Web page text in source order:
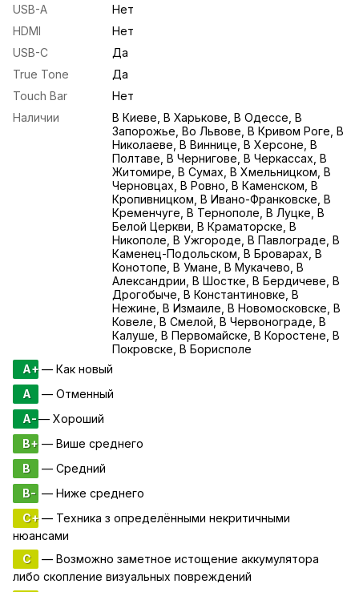
USB-A
Нет
HDMI
Нет
USB-С
Да
True Tone
Да
Touch Bar
Нет
Наличии
В Киеве, В Харькове, В Одессе, В
Запорожье, Во Львове, В Кривом Роге, В
Николаеве, В Виннице, В Херсоне, В
Полтаве, В Чернигове, В Черкассах, В
Житомире, В Сумах, В Хмельницком, В
Черновцах, В Ровно, В Каменском, В
Кропивницком, В Ивано-Франковске, В
Кременчуге, В Тернополе, В Луцке, В
Белой Церкви, В Краматорске, В
Никополе, В Ужгороде, В Павлограде, В
Каменец-Подольском, В Броварах, В
Конотопе, В Умане, В Мукачево, В
Александрии, В Шостке, В Бердичеве, В
Дрогобыче, В Константиновке, В
Нежине, В Измаиле, В Новомосковске, В
Ковеле, В Смелой, В Червонограде, В
Калуше, В Первомайске, В Коростене, В
Покровске, В Борисполе
A+— Как новый
A
— Отменный
A-— Хороший
B+ — Више среднего
B
— Средний
B- — Ниже среднего
C+— Техника з определёнными некритичными
нюансами
C
— Возможно заметное истощение аккумулятора
либо скопление визуальных повреждений